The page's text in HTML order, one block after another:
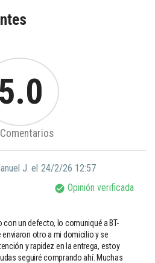
5.0
J. el 24/2/26 12:57
check_circle Opinión verificada
con un defecto, lo comuniqué a BT-
otro a mi domicilio y se
y rapidez en la entrega, estoy
seguiré comprando ahí. Muchas